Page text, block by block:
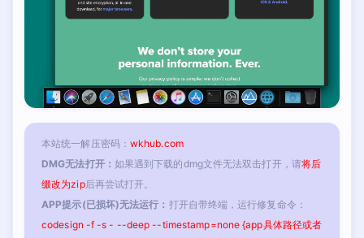
本站统一解压密码： wkhub.com
DMG无法打开： 如果遇到下载的dmg文件无法双击打开，请将后
缀改为zip后再尝试打开。
APP提示(已损坏)无法运行： 打开自带终端，运行修复命令：
codesign -f -s - --deep --timestamp=none {app具体路径或者